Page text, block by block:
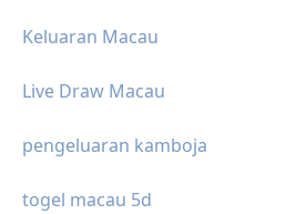
Keluaran Macau
Live Draw Macau
pengeluaran kamboja
togel macau 5d